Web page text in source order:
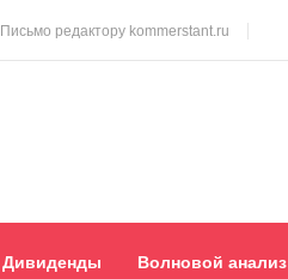
Письмо редактору kommerstant.ru
Дивиденды Волновой анализ